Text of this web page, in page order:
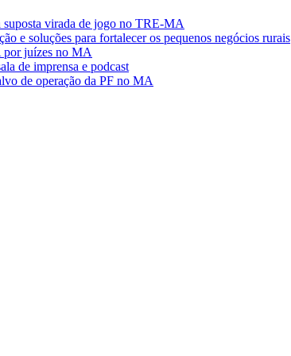
suposta virada de jogo no TRE-MA
e soluções para fortalecer os pequenos negócios rurais
por juízes no MA
de imprensa e podcast
de operação da PF no MA